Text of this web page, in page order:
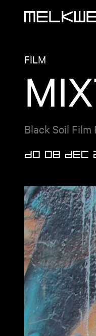
FILM
Black Soil Film
DO 08